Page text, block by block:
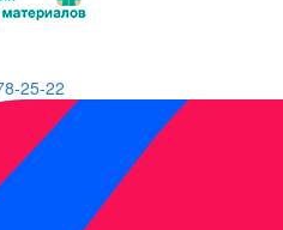
25-22